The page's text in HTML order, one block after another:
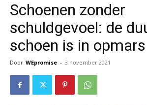
Schoenen zonder
schuldgevoel: de
schoen is in opmars
Door WEpromise - 3 november 2021